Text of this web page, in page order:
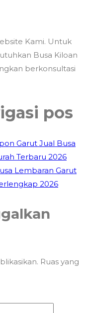
Kami. Untuk
Busa Kiloan
berkonsultasi
pos
Garut Jual Busa
Terbaru 2026
Lembaran Garut
2026
Ruas yang